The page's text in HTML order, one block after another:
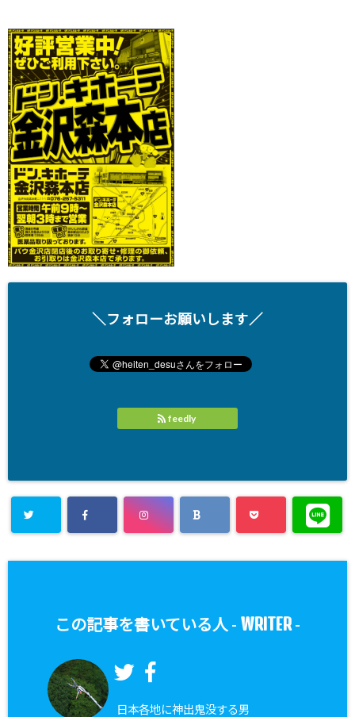
＼フォローお願いします／
feedly
この記事を書いている人 - WRITER-
日本各地に神出鬼没する男